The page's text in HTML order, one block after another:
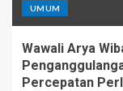
UMUM
Wawali Arya
Percepatan